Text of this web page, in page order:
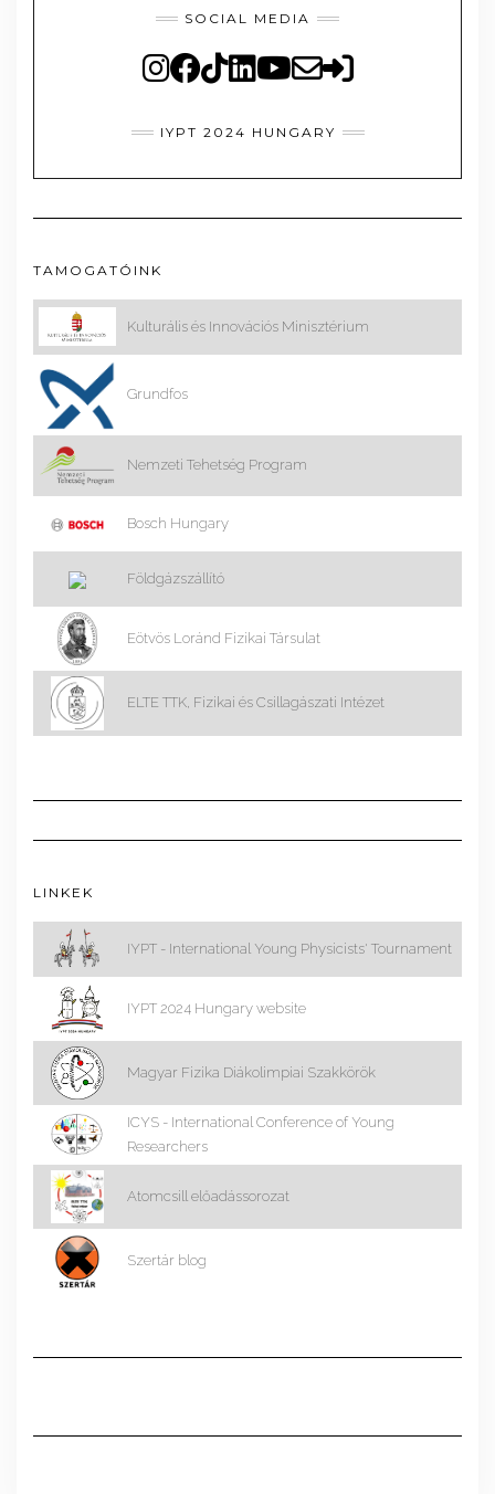
SOCIAL MEDIA
IYPT 2024 HUNGARY
TAMOGATÓINK
Kulturális és Innovációs Minisztérium
Grundfos
Nemzeti Tehetség Program
Bosch Hungary
Földgázszállító
Eötvös Loránd Fizikai Társulat
ELTE TTK, Fizikai és Csillagászati Intézet
LINKEK
IYPT - International Young Physicists' Tournament
IYPT 2024 Hungary website
Magyar Fizika Diákolimpiai Szakkörök
ICYS - International Conference of Young
Researchers
Atomcsill előadássorozat
Szertár blog